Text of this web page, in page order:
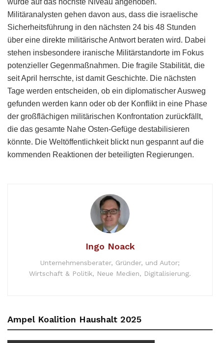
wurde auf das höchste Niveau angehoben.
Militäranalysten gehen davon aus, dass die israelische
Sicherheitsführung in den nächsten 24 bis 48 Stunden
über eine direkte militärische Antwort beraten wird. Dabei
stehen insbesondere iranische Militärstandorte im Fokus
potenzieller Gegenmaßnahmen. Die fragile Stabilität, die
seit April herrschte, ist damit Geschichte. Die nächsten
Tage werden entscheiden, ob ein diplomatischer Ausweg
gefunden werden kann oder ob der Konflikt in eine Phase
der großflächigen militärischen Konfrontation zurückfällt,
die das gesamte Nahe Osten-Gefüge destabilisieren
könnte. Die Weltöffentlichkeit blickt nun gespannt auf die
kommenden Reaktionen der beteiligten Regierungen.
Ingo Noack
Unternehmensberater, Gründer, und Autor;
Wirtschaft & Politik, Neue Medien, Digitalisierung.
Ampel Koalition Haushalt 2025